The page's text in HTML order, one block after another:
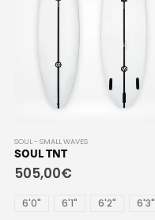
SOUL - SMALL WAVES
SOUL TNT
505,00€
6'0" 6'1" 6'2" 6'3"